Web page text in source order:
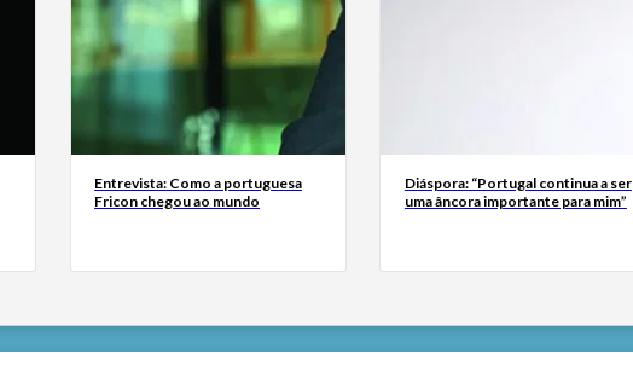
Entrevista: Como a portuguesa
Fricon chegou ao mundo
Diáspora: “Portugal continua a ser
uma âncora importante para mim”